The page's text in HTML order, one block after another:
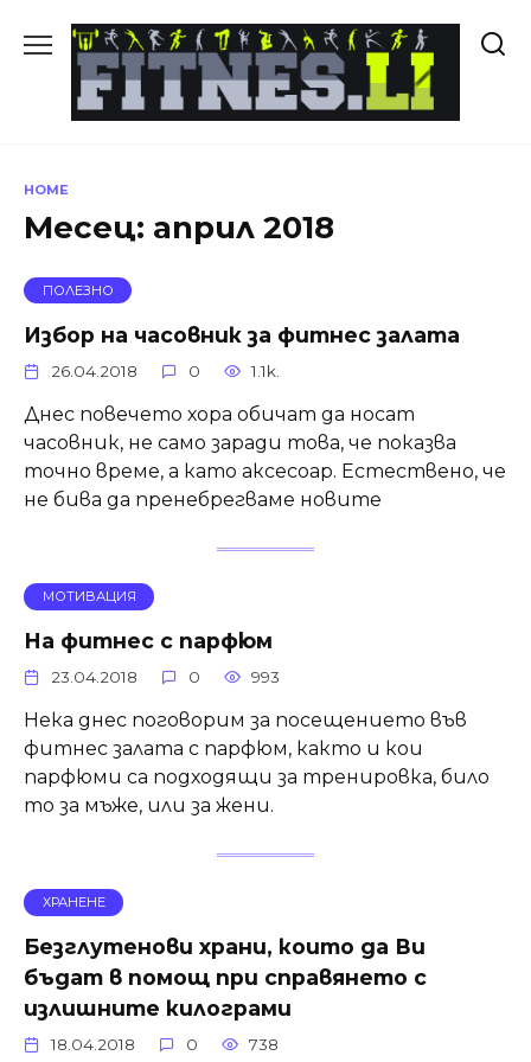
HOME
Месец: април 2018
ПОЛЕЗНО
Избор на часовник за фитнес залата
26.04.2018 0 1.1k.
Днес повечето хора обичат да носат
часовник, не само заради това, че показва
точно време, а като аксесоар. Естествено, че
не бива да пренебрегваме новите
МОТИВАЦИЯ
На фитнес с парфюм
23.04.2018 0 993
Нека днес поговорим за посещението във
фитнес залата с парфюм, както и кои
парфюми са подходящи за тренировка, било
то за мъже, или за жени.
ХРАНЕНЕ
Безглутенови храни, които да Ви
бъдат в помощ при справянето с
излишните килограми
18.04.2018 0 738